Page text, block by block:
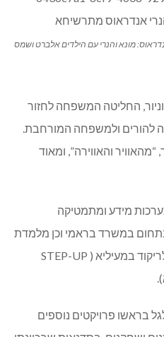
מונא והנרי עם הילדים אלברט ושמס
החליטה המשפחה לחזור
להורים ולמשפחה המורחבת.
והאווירה”, ומאוד
מידע ומתמטיקה
במשרד בראמי וכן מלמדת
אירובי וחיזוק שרירים בסטודיו לריקוד במעיליא ( STEP-UP
בראשו פרויקטים נוספים